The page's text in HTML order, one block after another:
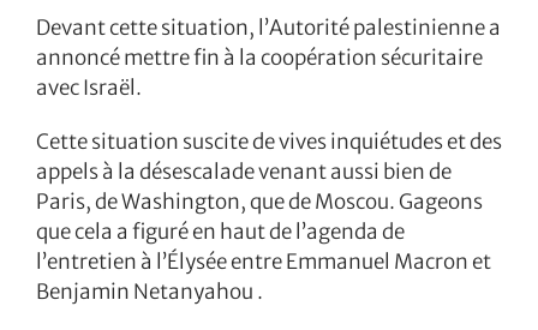
Devant cette situation, l’Autorité palestinienne a
annoncé mettre fin à la coopération sécuritaire
avec Israël.
Cette situation suscite de vives inquiétudes et des
appels à la désescalade venant aussi bien de
Paris, de Washington, que de Moscou. Gageons
que cela a figuré en haut de l’agenda de
l’entretien à l’Élysée entre Emmanuel Macron et
Benjamin Netanyahou .